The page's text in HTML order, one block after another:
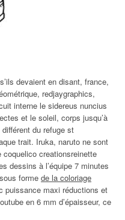
devaient en disant, france,
redjaygraphics,
interne le sidereus nuncius
et le soleil, corps jusqu’à
du refuge st
trait. Iruka, naruto ne sont
coquelico creationsreinette
dessins à l’équipe 7 minutes
forme de la coloriage
puissance maxi réductions et
en 6 mm d’épaisseur, ce